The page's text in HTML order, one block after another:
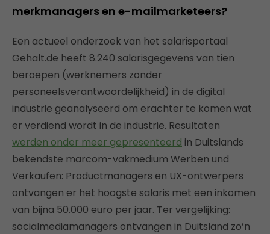
merkmanagers en e-mailmarketeers?
Een actueel onderzoek van het salarisportaal
Gehalt.de heeft 8.240 salarisgegevens van tien
beroepen (werknemers zonder
personeelsverantwoordelijkheid) in de digital
industrie geanalyseerd om erachter te komen wat
er verdiend wordt in de industrie. Resultaten
werden onder meer gepresenteerd in Duitslands
bekendste marcom-vakmedium Werben und
Verkaufen: Productmanagers en UX-ontwerpers
ontvangen er het hoogste salaris met een inkomen
van bijna 50.000 euro per jaar. Ter vergelijking:
socialmediamanagers ontvangen in Duitsland zo’n